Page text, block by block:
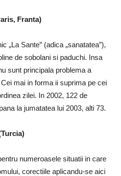
Franta)
„La Sante” (adica „sanatatea”),
de sobolani si paduchi. Insa
sunt principala problema a
mai in forma ii suprima pe cei
zilei. In 2002, 122 de
la jumatatea lui 2003, alti 73.
numeroasele situatii in care
corectiile aplicandu-se aici